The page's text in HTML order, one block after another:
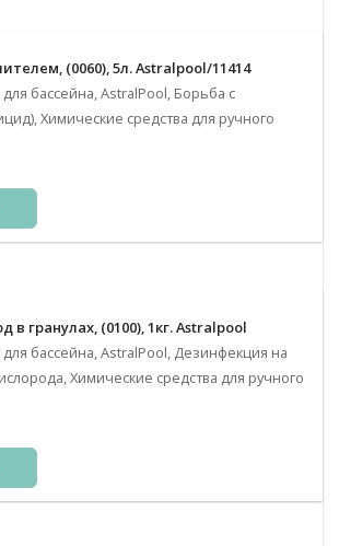
(0060), 5л. Astralpool/11414
бассейна, AstralPool, Борьба с
Химические средства для ручного
в гранулах, (0100), 1кг. Astralpool
бассейна, AstralPool, Дезинфекция на
Химические средства для ручного